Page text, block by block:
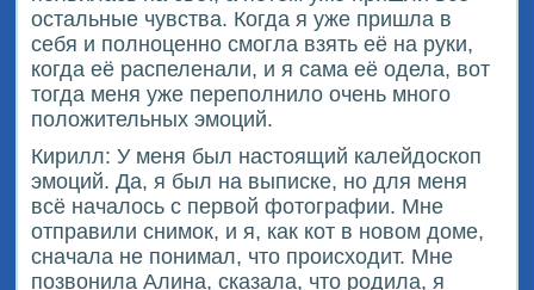
остальные чувства. Когда я уже пришла в
себя и полноценно смогла взять её на руки,
когда её распеленали, и я сама её одела, вот
тогда меня уже переполнило очень много
положительных эмоций.
Кирилл: У меня был настоящий калейдоскоп
эмоций. Да, я был на выписке, но для меня
всё началось с первой фотографии. Мне
отправили снимок, и я, как кот в новом доме,
сначала не понимал, что происходит. Мне
позвонила Алина, сказала, что родила, я